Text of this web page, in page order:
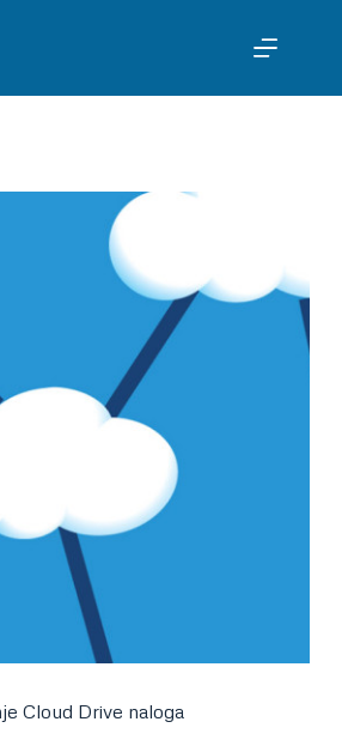
Cloud Drive naloga